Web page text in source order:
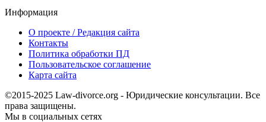
Информация
О проекте / Редакция сайта
Контакты
Политика обработки ПД
Пользовательское соглашение
Карта сайта
©2015-2025 Law-divorce.org - Юридические консультации. Все
права защищены.
Мы в социальных сетях